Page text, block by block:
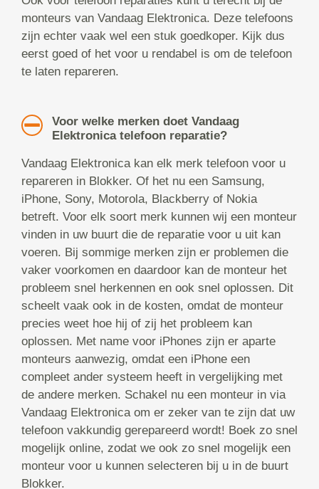
monteurs van Vandaag Elektronica. Deze telefoons
zijn echter vaak wel een stuk goedkoper. Kijk dus
eerst goed of het voor u rendabel is om de telefoon
te laten repareren.
Voor welke merken doet Vandaag
Elektronica telefoon reparatie?
Vandaag Elektronica kan elk merk telefoon voor u
repareren in Blokker. Of het nu een Samsung,
iPhone, Sony, Motorola, Blackberry of Nokia
betreft. Voor elk soort merk kunnen wij een monteur
vinden in uw buurt die de reparatie voor u uit kan
voeren. Bij sommige merken zijn er problemen die
vaker voorkomen en daardoor kan de monteur het
probleem snel herkennen en ook snel oplossen. Dit
scheelt vaak ook in de kosten, omdat de monteur
precies weet hoe hij of zij het probleem kan
oplossen. Met name voor iPhones zijn er aparte
monteurs aanwezig, omdat een iPhone een
compleet ander systeem heeft in vergelijking met
de andere merken. Schakel nu een monteur in via
Vandaag Elektronica om er zeker van te zijn dat uw
telefoon vakkundig gerepareerd wordt! Boek zo snel
mogelijk online, zodat we ook zo snel mogelijk een
monteur voor u kunnen selecteren bij u in de buurt
Blokker.